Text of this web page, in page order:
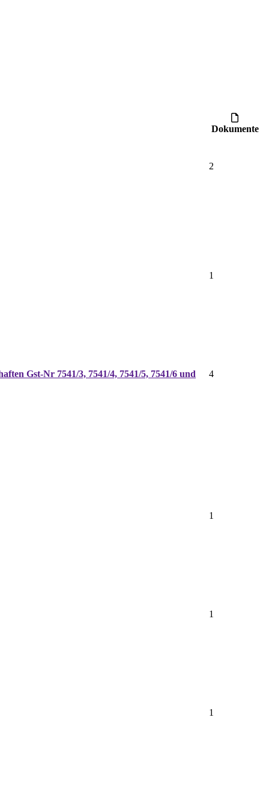
Dokumente
2
1
Gst-Nr 7541/3, 7541/4, 7541/5, 7541/6 und
4
1
1
1